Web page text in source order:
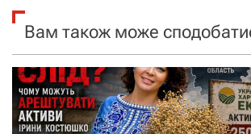
а
п
Вам також може